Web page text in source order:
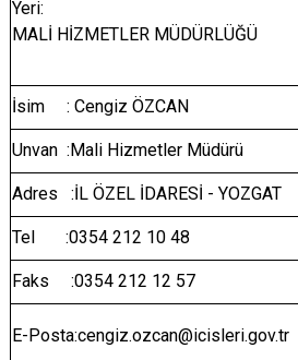
MALİ HİZMETLER
İsim : Cengiz ÖZCAN
Unvan :Mali Hizmetler Müdürü
Adres :İL ÖZEL İDARESİ - YOZGAT
Tel :0354 212 10 48
Faks :0354 212 12 57
E-Posta:cengiz.ozcan@icisleri.gov.tr